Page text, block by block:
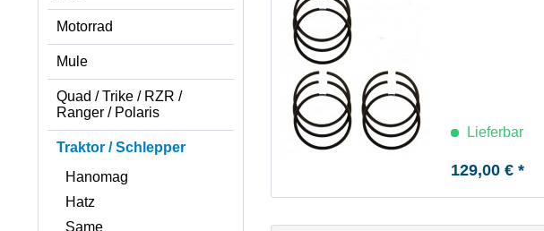
Motorrad
Mule
Quad / Trike / RZR /
Ranger / Polaris
Traktor / Schlepper
Hanomag
Hatz
Same
Lieferbar
129,00 € *